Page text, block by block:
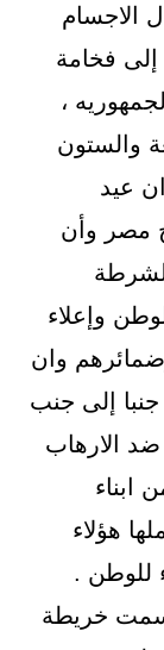
الاجسام
إلى فخامة
،
والستون
عيد
مصر وأن
وإعلاء
وان
إلى جنب
الارهاب
ابناء
هؤلاء
للوطن .
خريطة